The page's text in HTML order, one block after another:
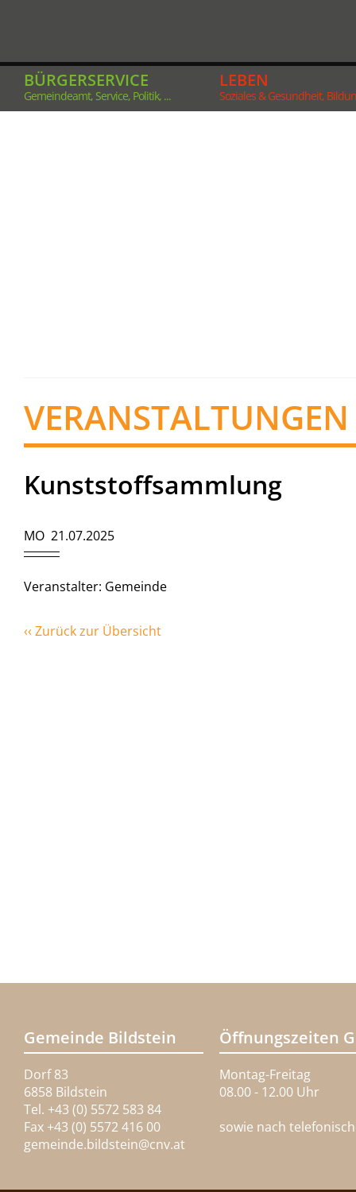
BÜRGERSERVICE
Gemeindeamt, Service, Politik, ...
LEBEN
Soziales & Gesundheit,
VERANSTALTUNGEN
Kunststoffsammlung
MO 21.07.2025
Veranstalter: Gemeinde
‹‹ Zurück zur Übersicht
Gemeinde Bildstein
Dorf 83
6858 Bildstein
Tel. +43 (0) 5572 583 84
Fax +43 (0) 5572 416 00
gemeinde.bildstein@cnv.at
Öffnungszeiten
Montag-Freitag
08.00 - 12.00 Uhr
sowie nach